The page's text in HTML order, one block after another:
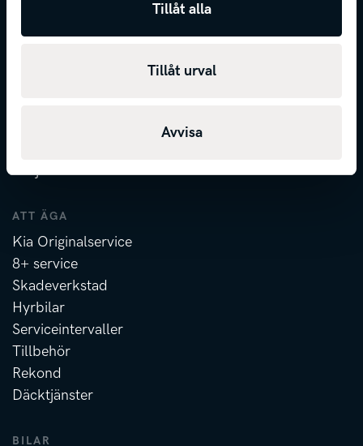
Tillåt alla
Tillåt urval
Avvisa
Privatleasing
Erbjudanden
ATT ÄGA
Kia Originalservice
8+ service
Skadeverkstad
Hyrbilar
Serviceintervaller
Tillbehör
Rekond
Däcktjänster
BILAR